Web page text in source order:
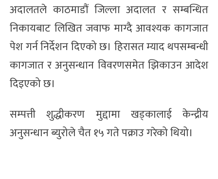
अदालतले काठमाडौं जिल्ला अदालत र सम्बन्धित
निकायबाट लिखित जवाफ माग्दै आवश्यक कागजात
पेश गर्न निर्देशन दिएको छ। हिरासत म्याद थपसम्बन्धी
कागजात र अनुसन्धान विवरणसमेत झिकाउन आदेश
दिइएको छ।
सम्पत्ती शुद्धीकरण मुद्दामा खड्कालाई केन्द्रीय
अनुसन्धान ब्युरोले चैत १५ गते पक्राउ गरेको थियो।